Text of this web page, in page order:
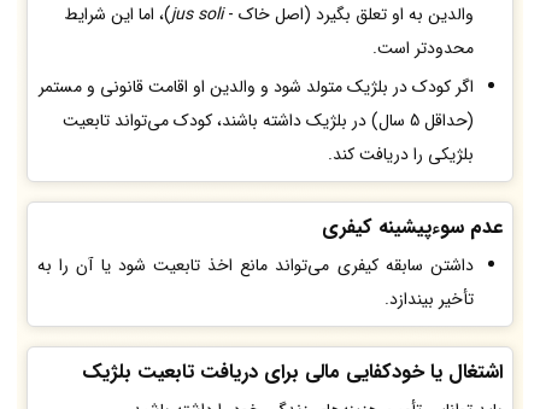
والدین به او تعلق بگیرد (اصل خاک -jus soli)، اما این شرایط
محدودتر است.
اگر کودک در بلژیک متولد شود و والدین او اقامت قانونی و مستمر
(حداقل 5 سال) در بلژیک داشته باشند، کودک می‌تواند تابعیت
بلژیکی را دریافت کند.
عدم سوء‌پیشینه کیفری
داشتن سابقه کیفری می‌تواند مانع اخذ تابعیت شود یا آن را به
تأخیر بیندازد.
اشتغال یا خودکفایی مالی برای دریافت تابعیت بلژیک